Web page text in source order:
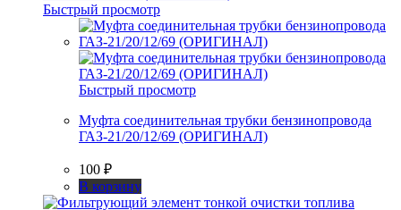
Быстрый просмотр
Быстрый просмотр
Муфта соединительная трубки бензинопровода
ГАЗ-21/20/12/69 (ОРИГИНАЛ)
100 ₽
В корзину